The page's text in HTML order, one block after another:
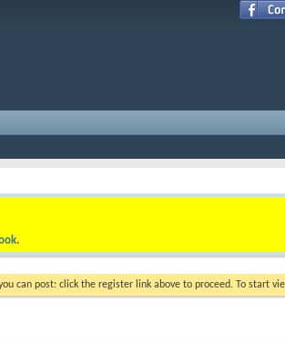
.
can post: click the register link above to proceed. To start